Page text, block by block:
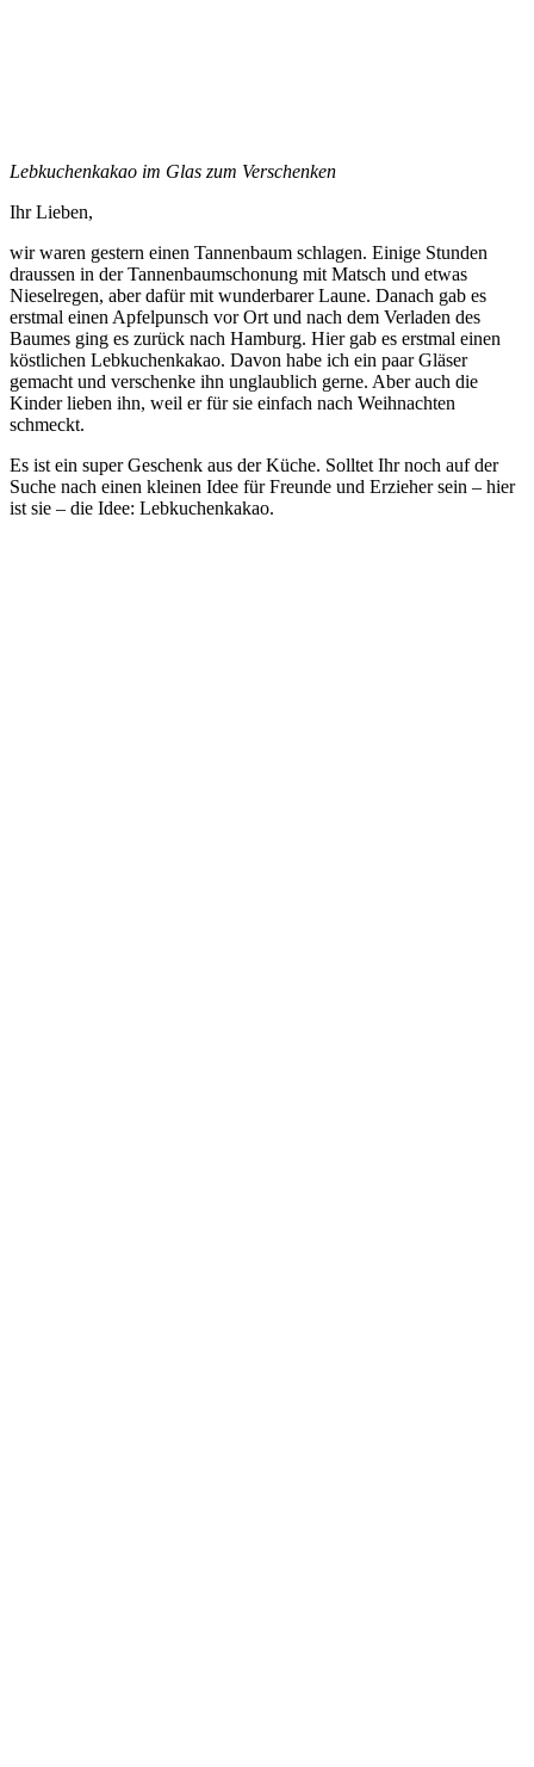
Lebkuchenkakao im Glas zum Verschenken
Ihr Lieben,
wir waren gestern einen Tannenbaum schlagen. Einige Stunden
draussen in der Tannenbaumschonung mit Matsch und etwas
Nieselregen, aber dafür mit wunderbarer Laune. Danach gab es
erstmal einen Apfelpunsch vor Ort und nach dem Verladen des
Baumes ging es zurück nach Hamburg. Hier gab es erstmal einen
köstlichen Lebkuchenkakao. Davon habe ich ein paar Gläser
gemacht und verschenke ihn unglaublich gerne. Aber auch die
Kinder lieben ihn, weil er für sie einfach nach Weihnachten
schmeckt.
Es ist ein super Geschenk aus der Küche. Solltet Ihr noch auf der
Suche nach einen kleinen Idee für Freunde und Erzieher sein – hier
ist sie – die Idee: Lebkuchenkakao.